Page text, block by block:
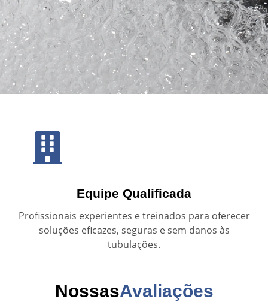
Equipe Qualificada
Profissionais experientes e treinados para oferecer
soluções eficazes, seguras e sem danos às
tubulações.
NossasAvaliações